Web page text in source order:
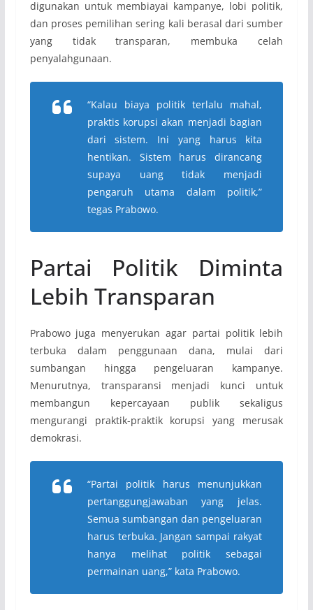
digunakan untuk membiayai kampanye, lobi politik,
dan proses pemilihan sering kali berasal dari sumber
yang tidak transparan, membuka celah
penyalahgunaan.
“Kalau biaya politik terlalu mahal,
praktis korupsi akan menjadi bagian
dari sistem. Ini yang harus kita
hentikan. Sistem harus dirancang
supaya uang tidak menjadi
pengaruh utama dalam politik,”
tegas Prabowo.
Partai Politik Diminta
Lebih Transparan
Prabowo juga menyerukan agar partai politik lebih
terbuka dalam penggunaan dana, mulai dari
sumbangan hingga pengeluaran kampanye.
Menurutnya, transparansi menjadi kunci untuk
membangun kepercayaan publik sekaligus
mengurangi praktik-praktik korupsi yang merusak
demokrasi.
“Partai politik harus menunjukkan
pertanggungjawaban yang jelas.
Semua sumbangan dan pengeluaran
harus terbuka. Jangan sampai rakyat
hanya melihat politik sebagai
permainan uang,” kata Prabowo.